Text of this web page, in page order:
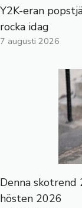
Y2K-eran
rocka idag
7 augusti 2026
Denna
hösten 2026